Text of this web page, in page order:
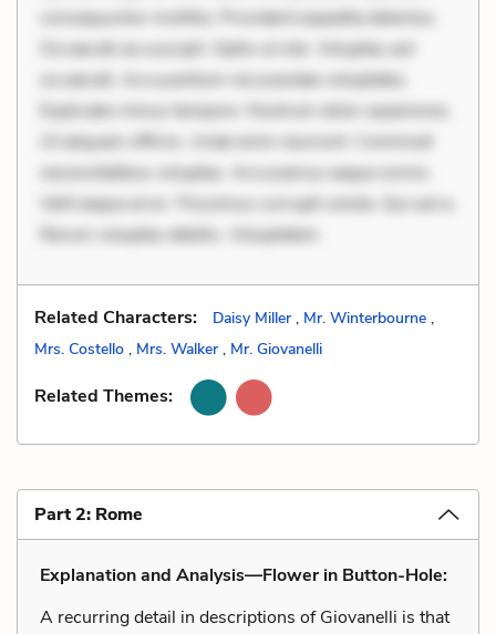
consequuntur mollitia. Provident expedita delectus.
Occaecati ea suscipit. Optio ut iste. Voluptas aut
occaecati. Accusantium recusandae voluptates.
Explicabo minus tempore. Nostrum dolor asperiores.
Ut aliquam officiis. Unde enim nesciunt. Commodi
necessitatibus voluptas. Accusamus eaque omnis.
Velit eaque error. Possimus corrupti soluta. Qui aut a.
Rerum voluptas debitis. Voluptatem
Related Characters: Daisy Miller , Mr. Winterbourne ,
Mrs. Costello , Mrs. Walker , Mr. Giovanelli
Related Themes:
Part 2: Rome
Explanation and Analysis—Flower in Button-Hole:
A recurring detail in descriptions of Giovanelli is that